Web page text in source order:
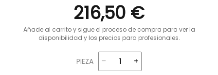
216,50 €
Añade al carrito y sigue el proceso de compra para ver la
disponibilidad y los precios para profesionales.
PIEZA